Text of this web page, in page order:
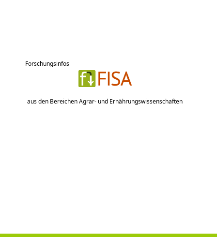
Forschungsinfos
aus den Bereichen Agrar- und Ernährungswissenschaften